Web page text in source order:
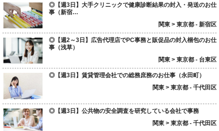
◎【週3日】大手クリニックで健康診断結果の封入・発送のお仕
事（新宿…
関東 > 東京都 - 新宿区
◎【週2～3日】広告代理店でPC事務と販促品の封入梱包のお仕
事（浅草）
関東 > 東京都 - 台東区
◎【週3日】賃貸管理会社での総務庶務のお仕事（永田町）
関東 > 東京都 - 千代田区
◎【週3日】公共物の安全調査を研究している会社で事務
関東 > 東京都 - 千代田区